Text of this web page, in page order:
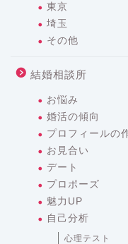
東京
埼玉
その他
結婚相談所
お悩み
婚活の傾向
プロフィールの
お見合い
デート
プロポーズ
魅力UP
自己分析
心理テスト